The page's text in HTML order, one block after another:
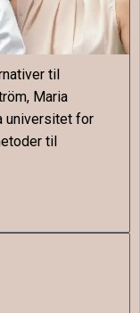
til
Maria
universitet for
til